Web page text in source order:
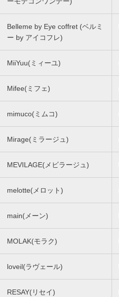
Belleme by Eye coffret (ベルミ
ー by アイコフレ)
MiiYuu(ミィーユ)
Mifee(ミフェ)
mimuco(ミムコ)
Mirage(ミラージュ)
MEVILAGE(メビラージュ)
melotte(メロット)
main(メーン)
MOLAK(モラク)
loveil(ラヴェール)
RESAY(リセイ)